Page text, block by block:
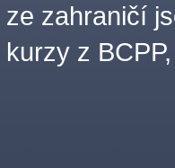
ze zahraničí
kurzy z